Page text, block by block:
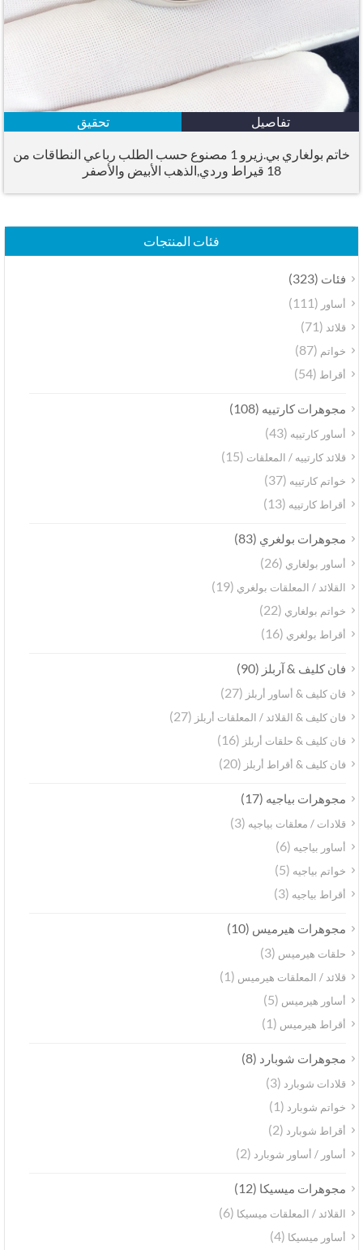
تفاصيل تحقيق
خاتم بولغاري بي.زيرو 1 مصنوع حسب الطلب رباعي النطاقات من
18 قيراط وردي,الذهب الأبيض والأصفر
فئات المنتجات
فئات(323)
أساور(111)
قلائد(71)
خواتم(87)
أقراط (54)
مجوهرات كارتييه(108)
أساور كارتييه(43)
قلائد كارتييه / المعلقات(15)
خواتم كارتييه(37)
أقراط كارتييه(13)
مجوهرات بولغري(83)
أساور بولغاري(26)
القلائد / المعلقات بولغري(19)
خواتم بولغاري(22)
أقراط بولغري(16)
فان كليف & آربلز (90)
فان كليف & أساور أربلز (27)
فان كليف & القلائد / المعلقات أربلز (27)
فان كليف & حلقات أربلز (16)
فان كليف & أقراط أربلز (20)
مجوهرات بياجيه(17)
قلادات / معلقات بياجيه(3)
أساور بياجيه(6)
خواتم بياجيه(5)
أقراط بياجيه(3)
مجوهرات هيرميس(10)
حلقات هيرميس(3)
قلائد / المعلقات هيرميس(1)
أساور هيرميس(5)
أقراط هيرميس(1)
مجوهرات شوبارد(8)
قلادات شوبارد(3)
خواتم شوبارد(1)
أقراط شوبارد(2)
أساور / أساور شوبارد(2)
مجوهرات ميسيكا(12)
القلائد / المعلقات ميسيكا(6)
أساور ميسيكا(4)